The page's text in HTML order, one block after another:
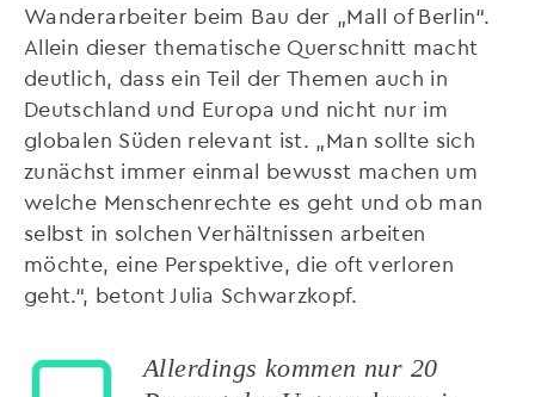
Wanderarbeiter beim Bau der „Mall of Berlin“.
Allein dieser thematische Querschnitt macht
deutlich, dass ein Teil der Themen auch in
Deutschland und Europa und nicht nur im
globalen Süden relevant ist. „Man sollte sich
zunächst immer einmal bewusst machen um
welche Menschenrechte es geht und ob man
selbst in solchen Verhältnissen arbeiten
möchte, eine Perspektive, die oft verloren
geht.“, betont Julia Schwarzkopf.
Allerdings kommen nur 20